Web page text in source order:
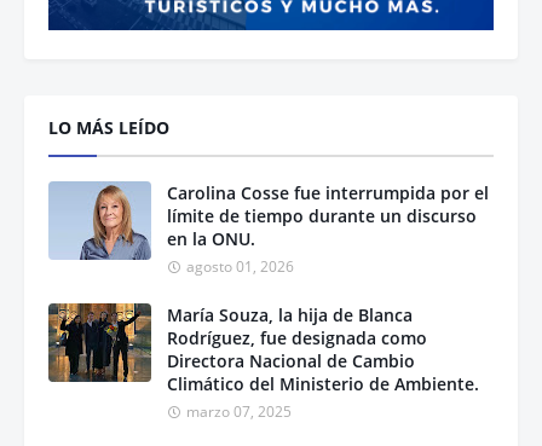
LO MÁS LEÍDO
Carolina Cosse fue interrumpida por el
límite de tiempo durante un discurso
en la ONU.
agosto 01, 2026
María Souza, la hija de Blanca
Rodríguez, fue designada como
Directora Nacional de Cambio
Climático del Ministerio de Ambiente.
marzo 07, 2025